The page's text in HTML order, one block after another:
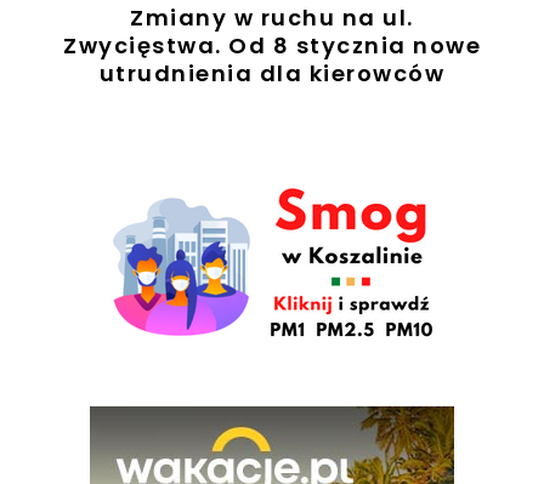
Zmiany w ruchu na ul.
Zwycięstwa. Od 8 stycznia nowe
utrudnienia dla kierowców